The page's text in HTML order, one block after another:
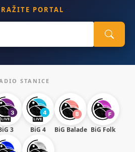
PORTAL
STANICE
3 BiG 4 BiG Balade BiG Folk